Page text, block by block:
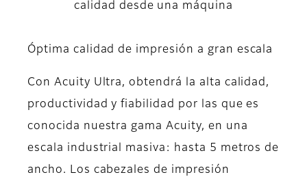
calidad desde una máquina
Óptima calidad de impresión a gran escala
Con Acuity Ultra, obtendrá la alta calidad,
productividad y fiabilidad por las que es
conocida nuestra gama Acuity, en una
escala industrial masiva: hasta 5 metros de
ancho. Los cabezales de impresión